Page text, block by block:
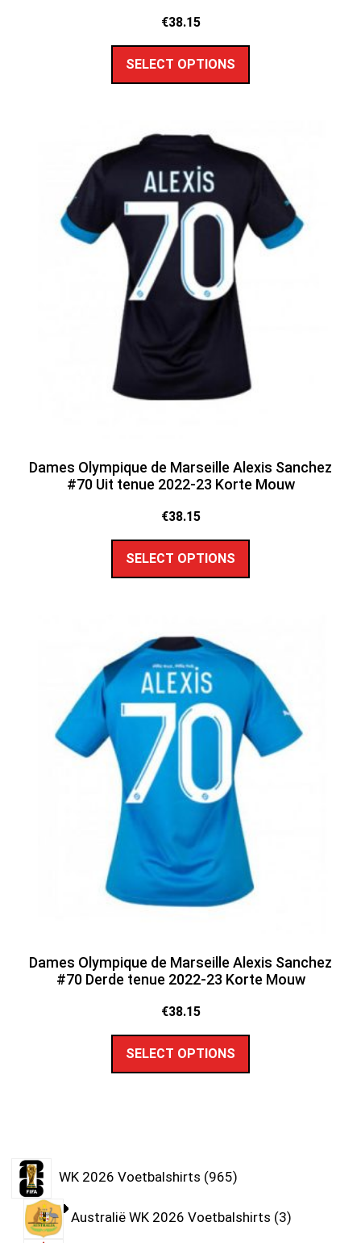
€38.15
SELECT OPTIONS
Dames Olympique de Marseille Alexis Sanchez
#70 Uit tenue 2022-23 Korte Mouw
€38.15
SELECT OPTIONS
Dames Olympique de Marseille Alexis Sanchez
#70 Derde tenue 2022-23 Korte Mouw
€38.15
SELECT OPTIONS
WK 2026 Voetbalshirts 965
Australië WK 2026 Voetbalshirts 3